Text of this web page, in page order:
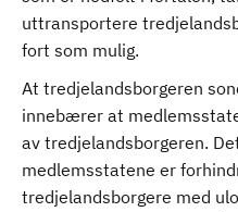
uttransportere
fort som mulig.
At tredjelandsborgeren
innebærer at
av tredjelandsborgeren.
medlemsstatene er
tredjelandsborgere med